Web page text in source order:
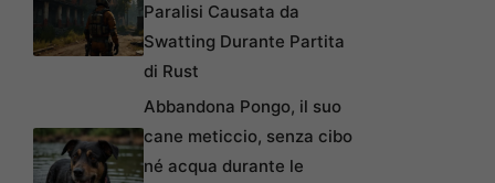
Paralisi Causata da
Swatting Durante Partita
di Rust
Abbandona Pongo, il suo
cane meticcio, senza cibo
né acqua durante le